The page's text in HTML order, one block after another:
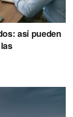
así pueden